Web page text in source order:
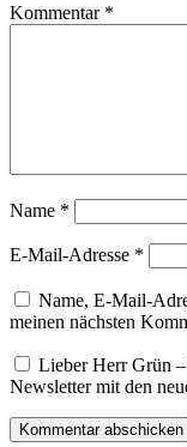
Kommentar *
Name *
E-Mail-Adresse *
Name, E-Mail-
meinen nächsten
Lieber Herr Grün
Newsletter mit den